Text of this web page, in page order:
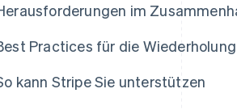
im
Practices für die
kann Stripe Sie unterstützen